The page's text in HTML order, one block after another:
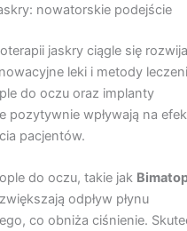
nowatorskie podejście
jaskry ciągle się
leki i metody
do oczu oraz implanty
pozytywnie wpływają na
pacjentów.
do oczu, takie jak
odpływ płynu
co obniża ciśnienie.